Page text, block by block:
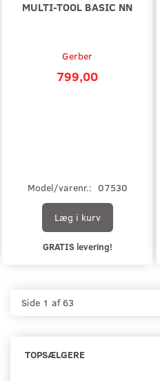
MULTI-TOOL BASIC NN
Gerber
799,00
Model/varenr.: 07530
Læg i kurv
GRATIS levering!
Side 1 af 63
TOPSÆLGERE